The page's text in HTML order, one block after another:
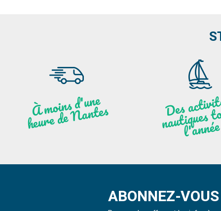
À
moi
ns
d'u
ne
heu
re
de
N
a
ntes quesnée
ABONNEZ-